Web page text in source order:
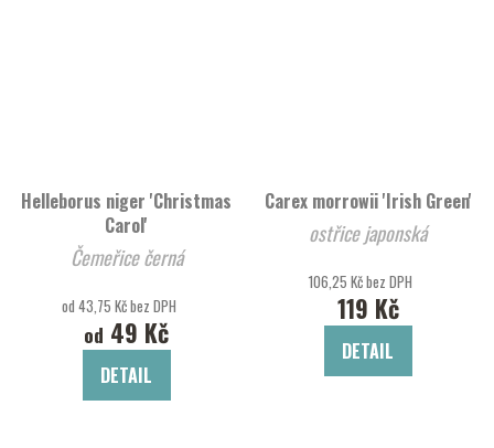
Helleborus niger 'Christmas
Carol'
Čemeřice černá
od 43,75 Kč bez DPH
od 49 Kč
DETAIL
Carex morrowii 'Irish Green'
ostřice japonská
106,25 Kč bez DPH
119 Kč
DETAIL